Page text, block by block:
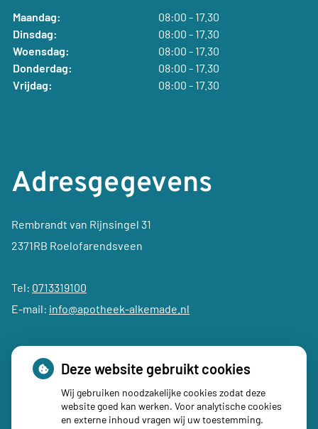
Maandag:
08:00 - 17.30
Dinsdag:
08:00 - 17.30
Woensdag:
08:00 - 17.30
Donderdag:
08:00 - 17.30
Vrijdag:
08:00 - 17.30
Adresgegevens
Rembrandt van Rijnsingel 31
2371RB Roelofarendsveen
Tel: 0713319100
E-mail: info@apotheek-alkemade.nl
Social media
Deze website gebruikt cookies
Wij gebruiken noodzakelijke cookies zodat deze
website goed kan werken. Voor analytische cookies
en externe inhoud vragen wij uw toestemming.